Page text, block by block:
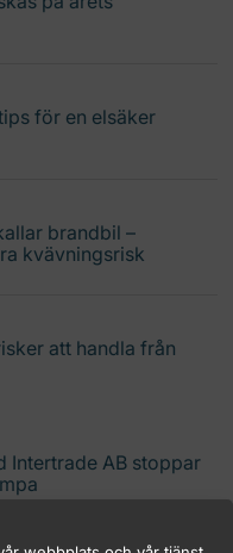
för en elsäker
brandbil –
kvävningsrisk
att handla från
Intertrade AB stoppar